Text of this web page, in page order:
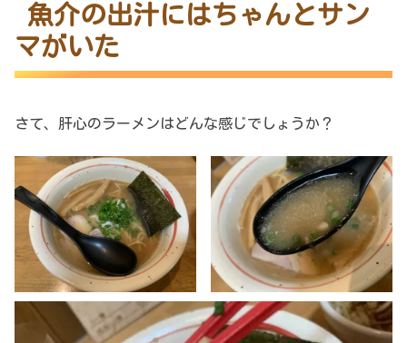
魚介の出汁にはちゃんとサン
マがいた
さて、肝心のラーメンはどんな感じでしょうか？